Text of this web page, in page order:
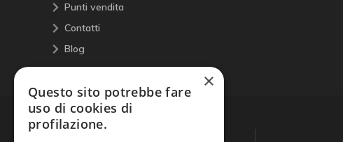
Punti vendita
Contatti
Blog
×
Questo sito potrebbe fare
uso di cookies di
profilazione.